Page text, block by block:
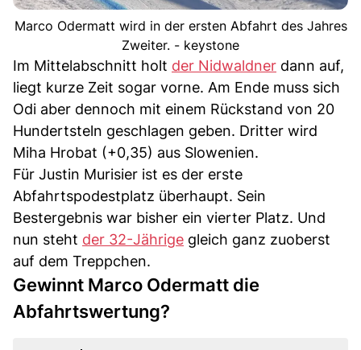
Marco Odermatt wird in der ersten Abfahrt des Jahres
Zweiter. - keystone
Im Mittelabschnitt holt der Nidwaldner dann auf,
liegt kurze Zeit sogar vorne. Am Ende muss sich
Odi aber dennoch mit einem Rückstand von 20
Hundertsteln geschlagen geben. Dritter wird
Miha Hrobat (+0,35) aus Slowenien.
Für Justin Murisier ist es der erste
Abfahrtspodestplatz überhaupt. Sein
Bestergebnis war bisher ein vierter Platz. Und
nun steht der 32-Jährige gleich ganz zuoberst
auf dem Treppchen.
Gewinnt Marco Odermatt die
Abfahrtswertung?